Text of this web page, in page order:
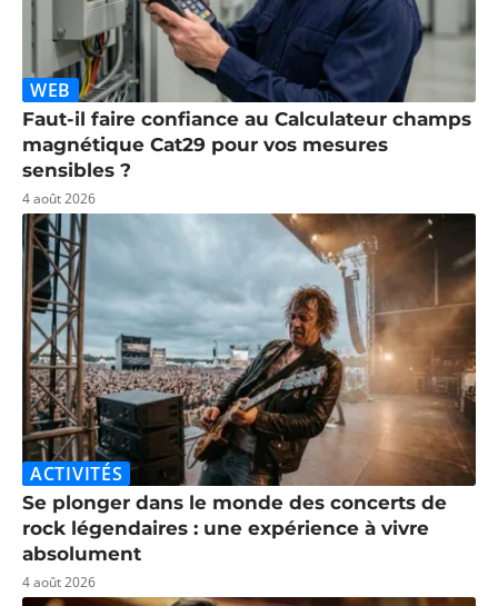
WEB
Faut-il faire confiance au Calculateur champs
magnétique Cat29 pour vos mesures
sensibles ?
4 août 2026
ACTIVITÉS
Se plonger dans le monde des concerts de
rock légendaires : une expérience à vivre
absolument
4 août 2026